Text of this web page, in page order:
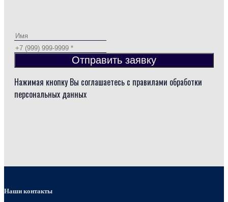
Нажимая кнопку Вы соглашаетесь с правилами обработки
персональных данных
Отправить заявку
Наши контакты